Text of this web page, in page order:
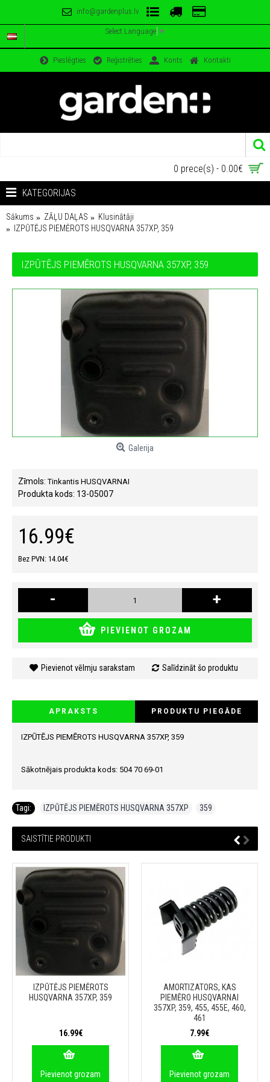
info@gardenplus.lv
Select Language ▼
Pieslēgties Reģistrēties Konts Kontakti
0 prece(s) - 0.00€
KATEGORIJAS
Sākums ZĀĻU DAĻAS
Klusinātāji
IZPŪTĒJS PIEMĒROTS HUSQVARNA 357XP, 359
IZPŪTĒJS PIEMĒROTS HUSQVARNA 357XP, 359
Galerija
Zīmols:Tinkantis HUSQVARNAI
Produkta kods: 13-05007
16.99€
Bez PVN: 14.04€
- +
PIEVIENOT GROZAM
Pievienot vēlmju sarakstam Salīdzināt šo produktu
APRAKSTS PRODUKTU PIEGĀDE
IZPŪTĒJS PIEMĒROTS HUSQVARNA 357XP, 359
Sākotnējais produkta kods: 504 70 69-01
Tagi: IZPŪTĒJS PIEMĒROTS HUSQVARNA 357XP 359
SAISTĪTIE PRODUKTI
IZPŪTĒJS PIEMĒROTS
HUSQVARNA 357XP, 359
16.99€
Pievienot grozam
AMORTIZATORS, KAS
PIEMĒRO HUSQVARNAI
357XP, 359, 455, 455E, 460,
461
7.99€
Pievienot grozam